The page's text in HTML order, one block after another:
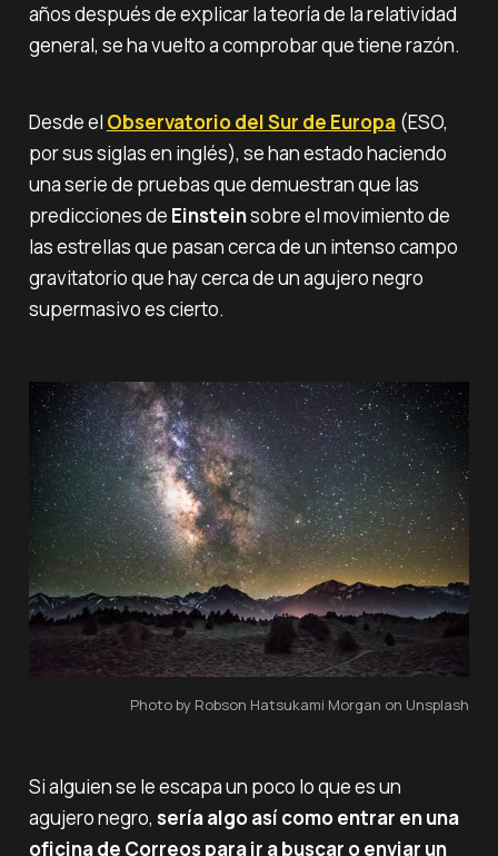
años después de explicar la teoría de la relatividad
general, se ha vuelto a comprobar que tiene razón.
Desde el Observatorio del Sur de Europa(ESO,
por sus siglas en inglés), se han estado haciendo
una serie de pruebas que demuestran que las
predicciones de Einsteinsobre el movimiento de
las estrellas que pasan cerca de un intenso campo
gravitatorio que hay cerca de un agujero negro
supermasivo es cierto.
Photo by Robson Hatsukami Morgan on Unsplash
Si alguien se le escapa un poco lo que es un
agujero negro, sería algo así como entrar en una
oficina de Correos para ir a buscar o enviar un